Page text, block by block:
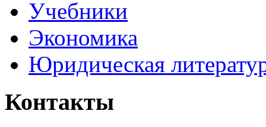
Учебники
Экономика
Юридическая
Контакты